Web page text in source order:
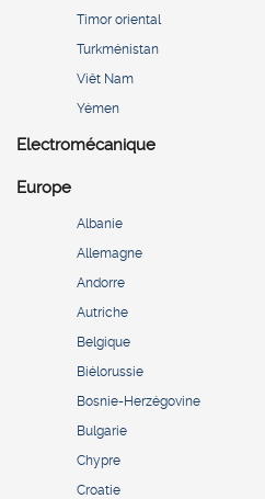
Timor oriental
Turkménistan
Viêt Nam
Yémen
Electromécanique
Europe
Albanie
Allemagne
Andorre
Autriche
Belgique
Biélorussie
Bosnie-Herzégovine
Bulgarie
Chypre
Croatie